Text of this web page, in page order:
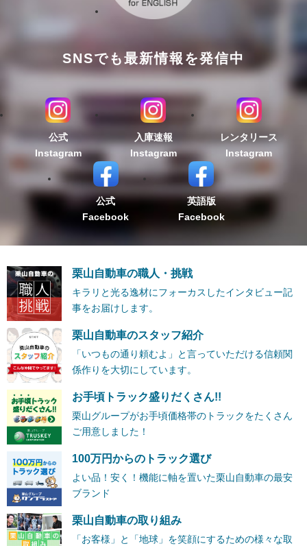
SNSでも最新情報を発信中
公式
Instagram
入庫速報
Instagram
レンタリース
Instagram
公式
Facebook
英語版
Facebook
栗山自動車の職人・挑戦
キラリと光る逸材にフォーカスしたインタビュー記
事をお届けします。
栗山自動車のスタッフ紹介
「いつもの通り頼むよ」と言っていただける信頼関
係作りを大切にしています。
お手頃トラック盛りだくさん!!
栗山グループがお手頃価格帯のトラックをたくさん
ご用意しました！
100万円からのトラック選び
よい品！安く！機能に軸を置いた栗山自動車の最安
ブランド
栗山自動車の取り組み
「お客様」と「地球」を笑顔にするための様々な取